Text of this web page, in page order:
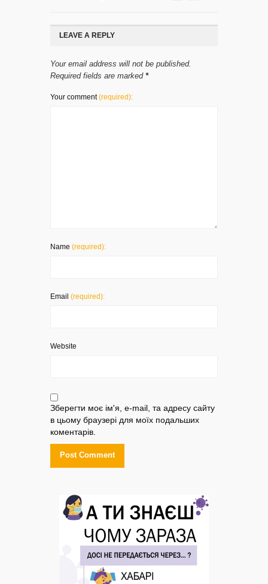
LEAVE A REPLY
Your email address will not be published.
Required fields are marked *
Your comment(required):
Name (required):
Email (required):
Website
Зберегти моє ім'я, e-mail, та адресу сайту
в цьому браузері для моїх подальших
коментарів.